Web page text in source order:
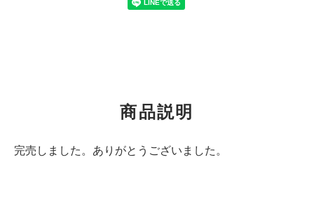
商品説明
完売しました。ありがとうございました。